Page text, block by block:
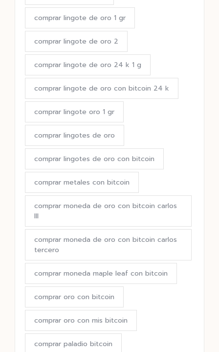
comprar lingote de oro 1 gr
comprar lingote de oro 2
comprar lingote de oro 24 k 1 g
comprar lingote de oro con bitcoin 24 k
comprar lingote oro 1 gr
comprar lingotes de oro
comprar lingotes de oro con bitcoin
comprar metales con bitcoin
comprar moneda de oro con bitcoin carlos
III
comprar moneda de oro con bitcoin carlos
tercero
comprar moneda maple leaf con bitcoin
comprar oro con bitcoin
comprar oro con mis bitcoin
comprar paladio bitcoin